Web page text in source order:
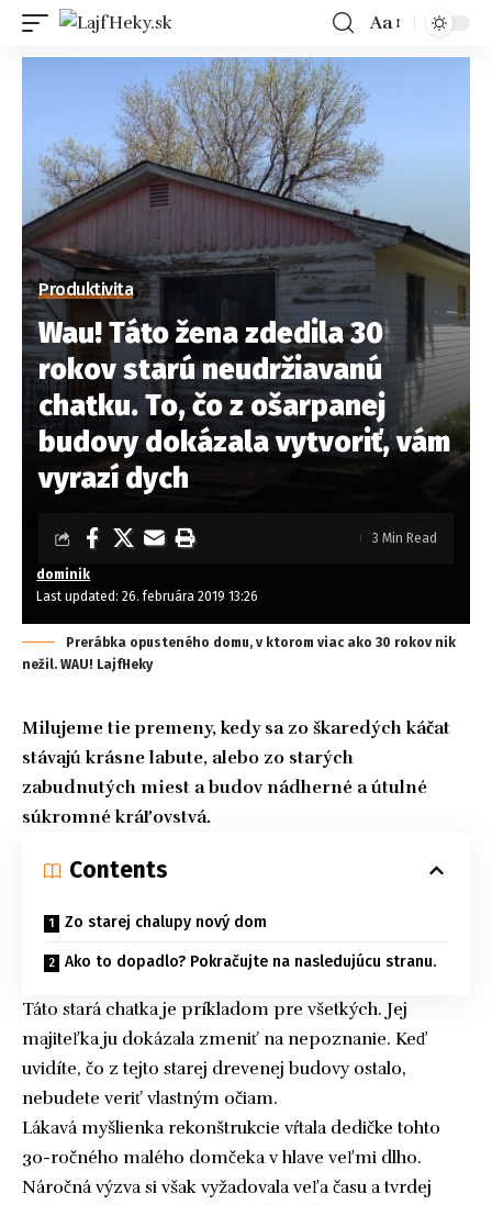
Aa
Produktivita
Wau! Táto žena zdedila 30
rokov starú neudržiavanú
chatku. To, čo z ošarpanej
budovy dokázala vytvoriť, vám
vyrazí dych
Last updated: 26. februára 2019 13:26
dominik
3 Min Read
Prerábka opusteného domu, v ktorom viac ako 30 rokov nik
nežil. WAU! LajfHeky
Milujeme tie premeny, kedy sa zo škaredých káčat
stávajú krásne labute, alebo zo starých
zabudnutých miest a budov nádherné a útulné
súkromné kráľovstvá.
Contents
Zo starej chalupy nový dom
Ako to dopadlo? Pokračujte na nasledujúcu stranu.
Táto stará chatka je príkladom pre všetkých. Jej
majiteľka ju dokázala zmeniť na nepoznanie. Keď
uvidíte, čo z tejto starej drevenej budovy ostalo,
nebudete veriť vlastným očiam.
Lákavá myšlienka rekonštrukcie vŕtala dedičke tohto
30-ročného malého domčeka v hlave veľmi dlho.
Náročná výzva si však vyžadovala veľa času a tvrdej